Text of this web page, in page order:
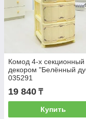
Комод 4-х секционный
декором "Белённый
035291
19 840 ₸
Купить